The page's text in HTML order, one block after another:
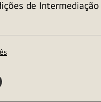
de Intermediação